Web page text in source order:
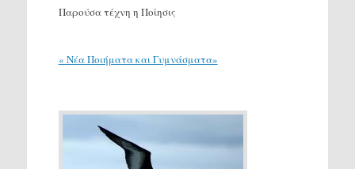
Παρούσα τέχνη η Ποίησις
« Νέα Ποιήματα και Γυμνάσματα»